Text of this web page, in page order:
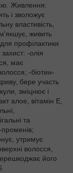
Живлення:
і зволожує
властивість,
живить
профілактики
-олія
має
-біотин-
бере участь
зміцнює і
алое, вітамін Е,
та
променів;
утримує
волосся,
його